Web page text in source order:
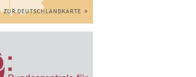
ZUR DEUTSCHLANDKARTE